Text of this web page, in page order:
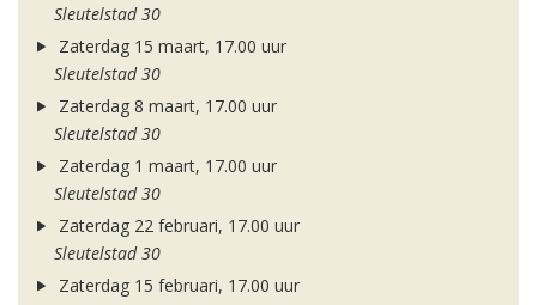
Sleutelstad 30
Zaterdag 15 maart, 17.00 uur
Sleutelstad 30
Zaterdag 8 maart, 17.00 uur
Sleutelstad 30
Zaterdag 1 maart, 17.00 uur
Sleutelstad 30
Zaterdag 22 februari, 17.00 uur
Sleutelstad 30
Zaterdag 15 februari, 17.00 uur